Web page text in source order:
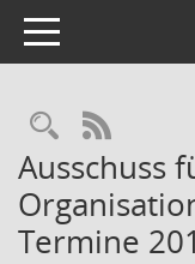
Toggle navigation
RSS-
Ausschuss
Termine